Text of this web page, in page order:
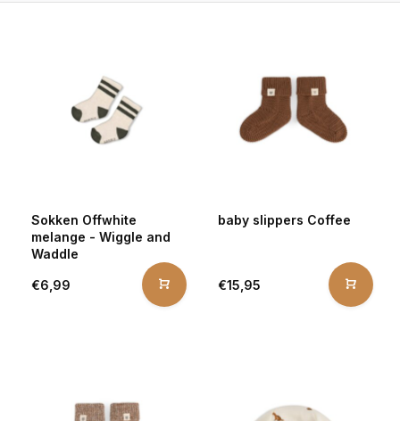
Sokken Offwhite
melange - Wiggle and
Waddle
€6,99
baby slippers Coffee
€15,95